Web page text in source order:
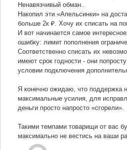
Ненавязчивый обман..
Накопил эти «Апельсинки» на
больше 2к ₽. Хочу их списать на
И вот начинается самое
ошибку: лимит пополнения
Соответственно списать их
имеют срок годности - они
условии подключения
Я конечно ожидаю, что поддержка
максимальные усилия, для
деньги просто напросто «сгорели».
Такими темпами товарищи от вас
максимально не вестись на ваши